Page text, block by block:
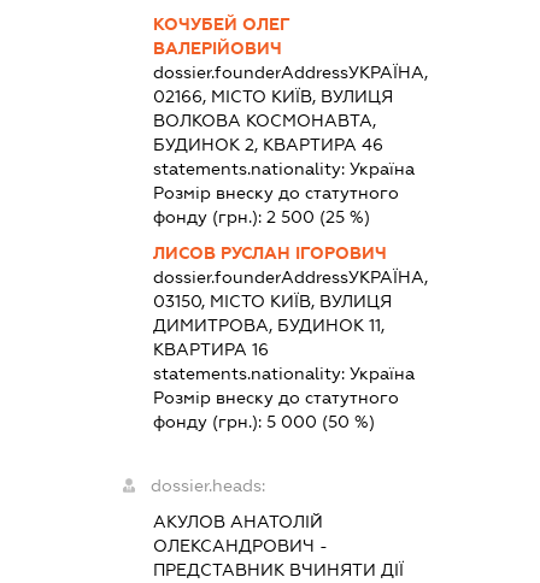
КОЧУБЕЙ ОЛЕГ
ВАЛЕРІЙОВИЧ
dossier.founderAddressУКРАЇНА,
02166, МІСТО КИЇВ, ВУЛИЦЯ
ВОЛКОВА КОСМОНАВТА,
БУДИНОК 2, КВАРТИРА 46
statements.nationality: Україна
Розмір внеску до статутного
фонду (грн.): 2 500 (25 %)
ЛИСОВ РУСЛАН ІГОРОВИЧ
dossier.founderAddressУКРАЇНА,
03150, МІСТО КИЇВ, ВУЛИЦЯ
ДИМИТРОВА, БУДИНОК 11,
КВАРТИРА 16
statements.nationality: Україна
Розмір внеску до статутного
фонду (грн.): 5 000 (50 %)
dossier.heads:
АКУЛОВ АНАТОЛІЙ
ОЛЕКСАНДРОВИЧ -
ПРЕДСТАВНИКВЧИНЯТИ ДІЇ